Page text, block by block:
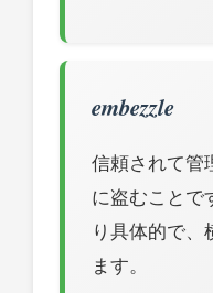
embezzle
信頼されて管
に盗むことで
り具体的で、
ます。